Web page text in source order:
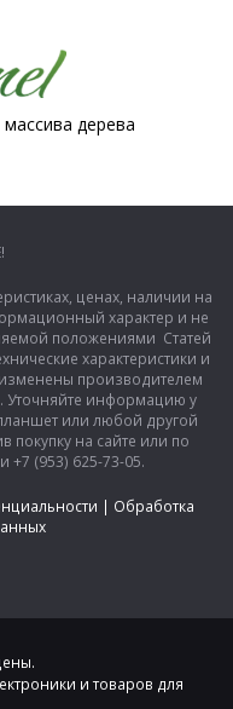
дерева
ценах, наличии на
характер и не
положениями Статей
характеристики и
изменены производителем
Уточняйте информацию у
или любой другой
на сайте или по
+7 (953) 625-73-05.
| Обработка
и товаров для